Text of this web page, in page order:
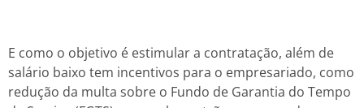
E como o objetivo é estimular a contratação, além de
salário baixo tem incentivos para o empresariado, como
redução da multa sobre o Fundo de Garantia do Tempo